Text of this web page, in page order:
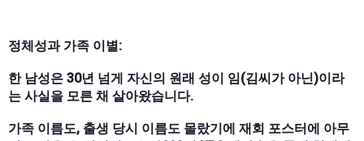
정체성과 가족 이별:
한 남성은 30년 넘게 자신의 원래 성이 임(김씨가 아닌)이라
는 사실을 모른 채 살아왔습니다.
가족 이름도, 출생 당시 이름도 몰랐기에 재회 포스터에 아무